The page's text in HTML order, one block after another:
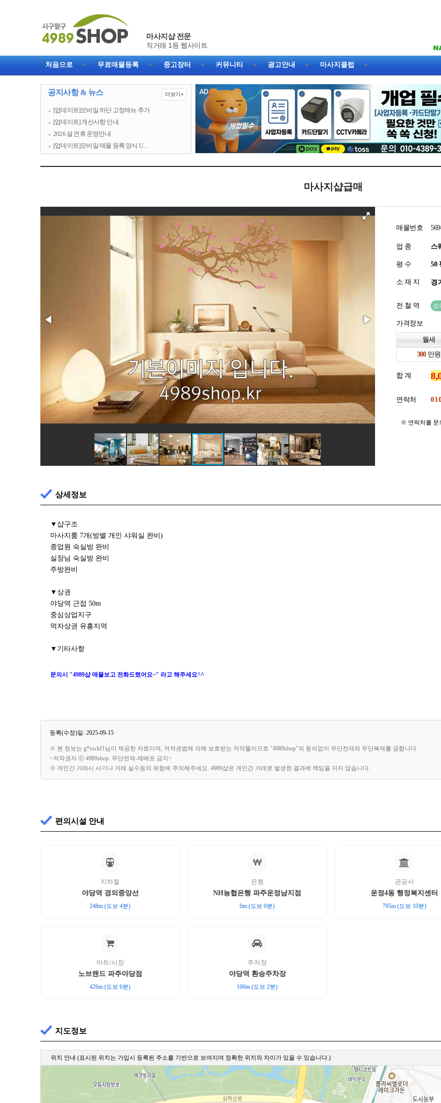
마사지샵 전문
직거래 1등 웹사이트
처음으로 무료매물등록 중고장터 커뮤니티 광고안내 마사지클럽
공지사항 & 뉴스 더보기+
[업데이트]모바일 하단 고정메뉴 추가
[업데이트] 개선사항 안내
2026 설 연휴 운영안내
[업데이트]모바일 매물 등록 양식 U…
마사지샵급매
매물번호
업 종 스
평 수
소 재 지 경
전 철 역 경
가격정보
월세
만원
합 계
연락처
※ 연락처를 문
상세정보
▼샵구조
마사지룸 7개(방별 개인 샤워실 완비)
종업원 숙실방 완비
실장님 숙실방 완비
주방완비
▼상권
야당역 근접 50m
중심상업지구
먹자상권 유흥지역
▼기타사항
문의시 "4989샵 매물보고 전화드렸어요~" 라고 해주세요^^
등록(수정)일: 2025-09-15
※ 본 정보는 g*ssckf1님이 제공한 자료이며, 저작권법에 의해 보호받는 저작물이므로 "4989shop"의 동의없이 무단전재와 무단복제를 금합니다.
<저작권자 ⓒ 4989shop. 무단전재-재배포 금지>
※ 개인간 거래시 사기나 거래 실수등의 위험에 주의해주세요. 4989샵은 개인간 거래로 발생한 결과에 책임을 지지 않습니다.
편의시설 안내
지하철
야당역 경의중앙선
248m (도보 4분)
은행
NH농협은행 파주운정남지점
0m (도보 0분)
관공서
운정4동 행정복지센터
795m (도보 10분)
마트/시장
노브랜드 파주야당점
426m (도보 6분)
주차장
야당역 환승주차장
106m (도보 2분)
지도정보
위치 안내 (표시된 위치는 가입시 등록된 주소를 기반으로 보여지며 정확한 위치와 차이가 있을 수 있습니다.)